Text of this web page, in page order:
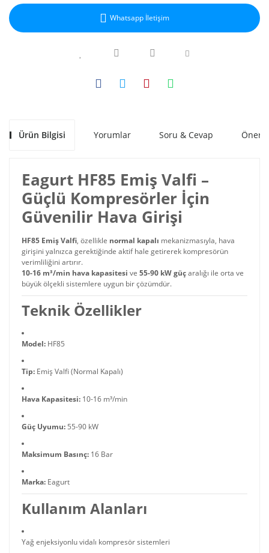
Whatsapp İletişim
Ürün Bilgisi Yorumlar Soru & Cevap
Eagurt HF85 Emiş Valfi –
Güçlü Kompresörler İçin
Güvenilir Hava Girişi
HF85 Emiş Valfi, özellikle normal kapalı mekanizmasıyla, hava
girişini yalnızca gerektiğinde aktif hale getirerek kompresörün
verimliliğini artırır.
10-16 m³/min hava kapasitesi ve 55-90 kW güçaralığı ile orta ve
büyük ölçekli sistemlere uygun bir çözümdür.
Teknik Özellikler
Model: HF85
Tip: Emiş Valfi (Normal Kapalı)
Hava Kapasitesi: 10-16 m³/min
Güç Uyumu: 55-90 kW
Maksimum Basınç: 16 Bar
Marka: Eagurt
Kullanım Alanları
Yağ enjeksiyonlu vidalı kompresör sistemleri